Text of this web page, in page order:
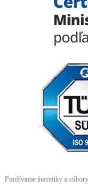
Používame štatistiky a